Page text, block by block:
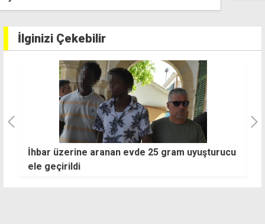
İlginizi Çekebilir
İhbar üzerine aranan evde 25 gram uyuşturucu
ele geçirildi